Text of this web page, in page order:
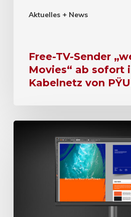
Aktuelles + News
Free-TV-Sender
Movies“ ab sofort
Kabelnetz von